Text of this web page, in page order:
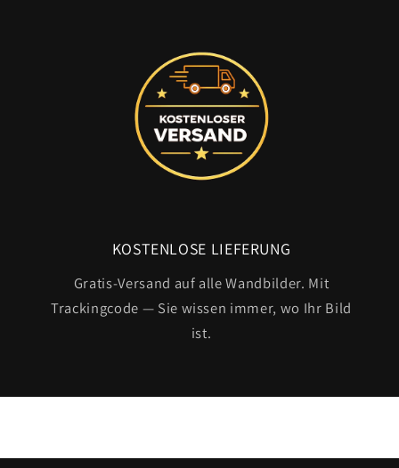
KOSTENLOSE LIEFERUNG
Gratis-Versand auf alle Wandbilder. Mit
Trackingcode — Sie wissen immer, wo Ihr Bild
ist.